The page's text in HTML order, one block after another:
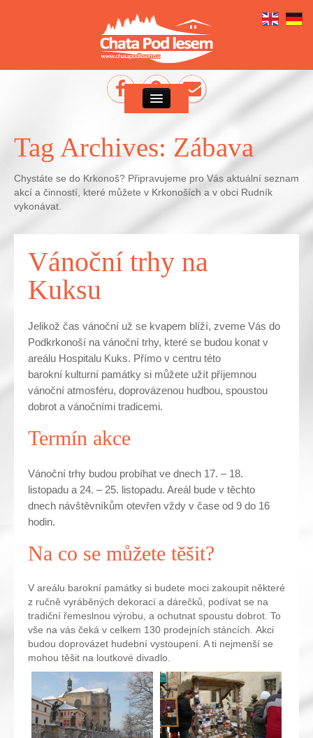
Tag Archives: Zábava
Chystáte se do Krkonoš? Připravujeme pro Vás aktuální seznam
akcí a činností, které můžete v Krkonoších a v obci Rudník
vykonávat.
Vánoční trhy na
Kuksu
Jelikož čas vánoční už se kvapem blíží, zveme Vás do
Podkrkonoší na vánoční trhy, které se budou konat v
areálu Hospitalu Kuks. Přímo v centru této
barokní kulturní památky si můžete užít příjemnou
vánoční atmosféru, doprovázenou hudbou, spoustou
dobrot a vánočními tradicemi.
Termín akce
Vánoční trhy budou probíhat ve dnech 17. – 18.
listopadu a 24. – 25. listopadu. Areál bude v těchto
dnech návštěvníkům otevřen vždy v čase od 9 do 16
hodin.
Na co se můžete těšit?
V areálu barokní památky si budete moci zakoupit některé
z ručně vyráběných dekorací a dárečků, podívat se na
tradiční řemeslnou výrobu, a ochutnat spoustu dobrot. To
vše na vás čeká v celkem 130 prodejních stáncích. Akci
budou doprovázet hudební vystoupení. A ti nejmenší se
mohou těšit na loutkové divadlo.